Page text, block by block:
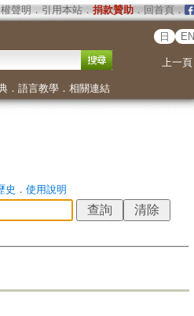
聲明 ． 引用本站． 捐款贊助．回首頁．
日 EN
上一頁
． 語言教學． 相關連結
史 ． 使用說明